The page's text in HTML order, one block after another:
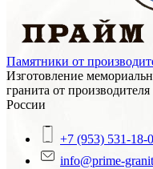
Памятники от
Изготовление
гранита от
России
+7 (953) 531-18-
info@prime-